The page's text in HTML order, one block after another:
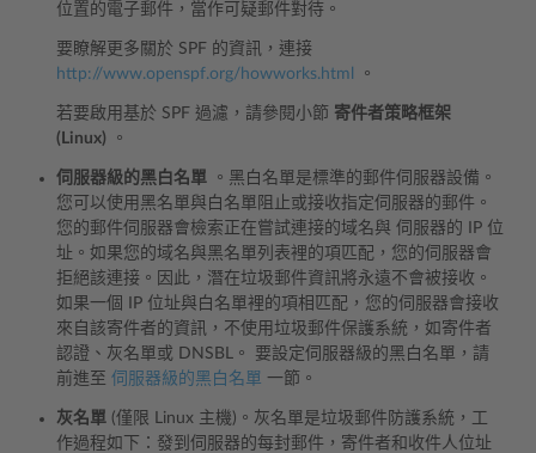
位置的電子郵件，當作可疑郵件對待。
要瞭解更多關於 SPF 的資訊，連接
http://www.openspf.org/howworks.html
。
若要啟用基於 SPF 過濾，請參閱小節 寄件者策略框架
(Linux) 。
伺服器級的黑白名單 。黑白名單是標準的郵件伺服器設備。
您可以使用黑名單與白名單阻止或接收指定伺服器的郵件。
您的郵件伺服器會檢索正在嘗試連接的域名與 伺服器的 IP 位
址。如果您的域名與黑名單列表裡的項匹配，您的伺服器會
拒絕該連接。因此，潛在垃圾郵件資訊將永遠不會被接收。
如果一個 IP 位址與白名單裡的項相匹配，您的伺服器會接收
來自該寄件者的資訊，不使用垃圾郵件保護系統，如寄件者
認證、灰名單或 DNSBL。 要設定伺服器級的黑白名單，請
前進至 伺服器級的黑白名單 一節。
灰名單 (僅限 Linux 主機)。灰名單是垃圾郵件防護系統，工
作過程如下：發到伺服器的每封郵件，寄件者和收件人位址